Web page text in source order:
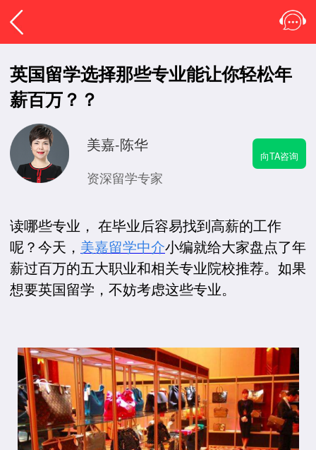
英国留学选择那些专业能让你轻松年
薪百万？？
美嘉-陈华
资深留学专家
向TA咨询
读哪些专业， 在毕业后容易找到高薪的工作
呢？今天， 美嘉留学中介小编就给大家盘点了年
薪过百万的五大职业和相关专业院校推荐。如果
想要英国留学，不妨考虑这些专业。